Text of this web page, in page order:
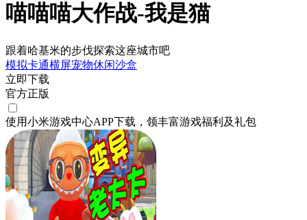
喵喵喵大作战-我是猫
跟着哈基米的步伐探索这座城市吧
模拟卡通横屏宠物休闲沙盒
立即下载
官方正版
使用小米游戏中心APP下载 ，领丰富游戏福利 及礼包